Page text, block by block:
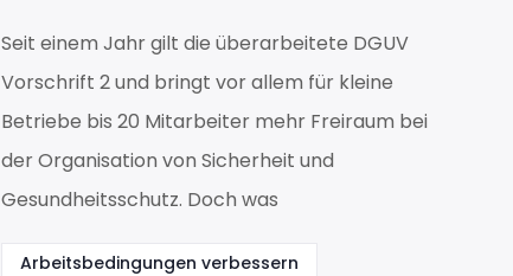
Seit einem Jahr gilt die überarbeitete DGUV
Vorschrift 2 und bringt vor allem für kleine
Betriebe bis 20 Mitarbeiter mehr Freiraum bei
der Organisation von Sicherheit und
Gesundheitsschutz. Doch was
Arbeitsbedingungen verbessern